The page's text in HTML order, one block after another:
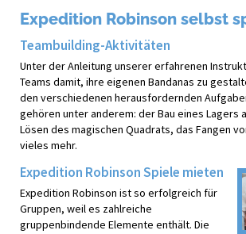
Expedition Robinson selbst
Teambuilding-Aktivitäten
Unter der Anleitung unserer erfahrenen
Teams damit, ihre eigenen Bandanas zu
den verschiedenen herausfordernden
gehören unter anderem: der Bau eines Lagers
Lösen des magischen Quadrats, das Fangen
vieles mehr.
Expedition Robinson Spiele mieten
Expedition Robinson ist so erfolgreich für
Gruppen, weil es zahlreiche
gruppenbindende Elemente enthält. Die